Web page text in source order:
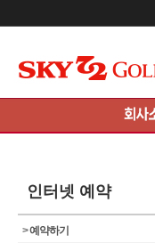
인터넷 예약
>예약하기